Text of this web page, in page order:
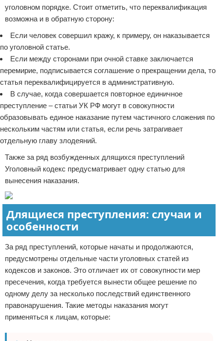
уголовном порядке. Стоит отметить, что переквалификация
возможна и в обратную сторону:
Если человек совершил кражу, к примеру, он наказывается
по уголовной статье.
Если между сторонами при очной ставке заключается
перемирие, подписывается соглашение о прекращении дела, то
статья переквалифицируется в административную.
В случае, когда совершается повторное единичное
преступление – статьи УК РФ могут в совокупности
образовывать единое наказание путем частичного сложения по
нескольким частям или статья, если речь затрагивает
отдельную главу злодеяний.
Также за ряд возбужденных длящихся преступлений
Уголовный кодекс предусматривает одну статью для
вынесения наказания.
Длящиеся преступления: случаи и
особенности
За ряд преступлений, которые начаты и продолжаются,
предусмотрены отдельные части уголовных статей из
кодексов и законов. Это отличает их от совокупности мер
пресечения, когда требуется вынести общее решение по
одному делу за несколько последствий единственного
правонарушения. Такие методы наказания могут
применяться к лицам, которые: